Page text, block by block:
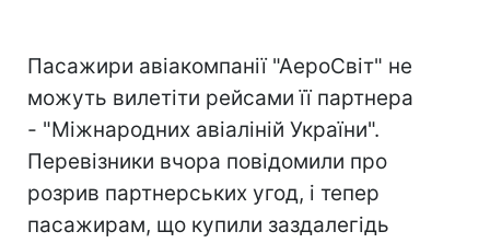
Пасажири авіакомпанії "АероСвіт" не
можуть вилетіти рейсами її партнера
- "Міжнародних авіаліній України".
Перевізники вчора повідомили про
розрив партнерських угод, і тепер
пасажирам, що купили заздалегідь